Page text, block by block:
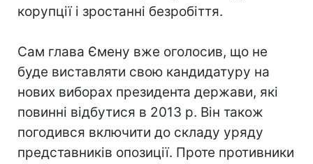
корупції і зростанні безробіття.
Сам глава Ємену вже оголосив, що не
буде виставляти свою кандидатуру на
нових виборах президента держави, які
повинні відбутися в 2013 р. Він також
погодився включити до складу уряду
представників опозиції. Проте противники